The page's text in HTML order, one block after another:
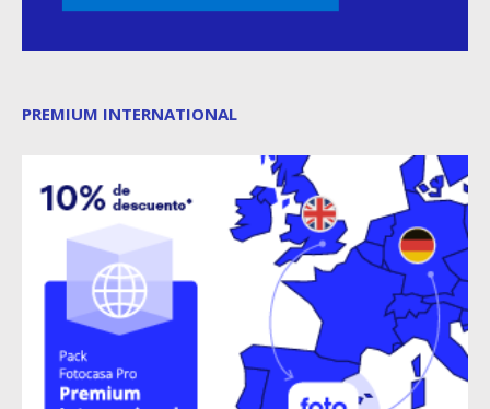
PREMIUM INTERNATIONAL